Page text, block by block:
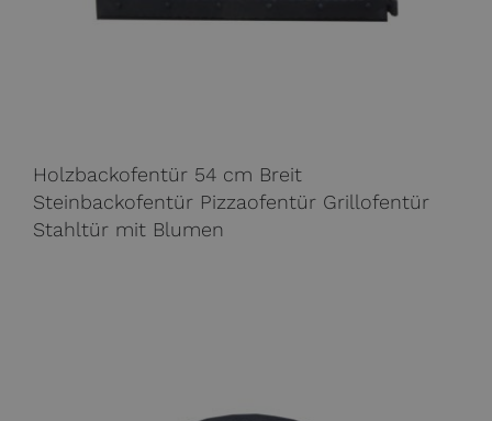
Holzbackofentür 54 cm Breit
Steinbackofentür Pizzaofentür Grillofentür
Stahltür mit Blumen